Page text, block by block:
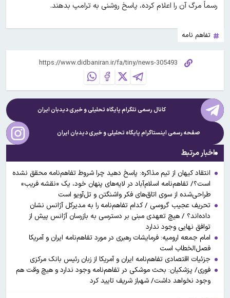
رسماً مرگ آن را اعلام کرده، پاسخ روشنی به ترامپ بدهند.
تفاهم نامه
کانال رسمی تلگرام پایگاه تحلیلی و خبریدیدبان ایران
صفحه رسمی اینستاگرام پایگاه تحلیلی و خبریدیدبان ایران
اخبار مرتبط
انتقاد کیهان از تیم مذاکره: پاسخ دهید چرا شروط تفاهم‌نامه محقق نشده
است؟/ تفاهم‌نامه اسلام‌آباد در لایه‌های پنهان خود، یک «نقشه فریب»
طراحی‌شده از سوی اتاق‌های فکر واشنگتن و تل‌آویو است
تحریف عجیب گروسی / کدام تفاهم‌نامه را به مدیرکل آژانس نشان
داده‌اند؟ / هیچ تعهدی مبنی بر دسترسی به بازرسان آژانس پیش از
توافق نهایی وجود ندارد
امام جمعه ارومیه: فرمایشات رهبری در مورد تفاهم‌نامه ایران و آمریکا
فصل‌الخطاب است
جزئیات اقتصادی تفاهم‌نامه ایران و آمریکا از زبان رئیس‌ بانک مرکزی
فوری/ پزشکیان: بحث موشکی در تفاهم‌نامه وجود ندارد و هیچ وقت هم
وجود نخواهد داشت/ شهباز شریف تایید کرد